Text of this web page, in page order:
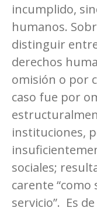
incumplido,
humanos.
distinguir
derechos
omisión o por
caso fue por
instituciones,
sociales;
carente
servicio”. Es